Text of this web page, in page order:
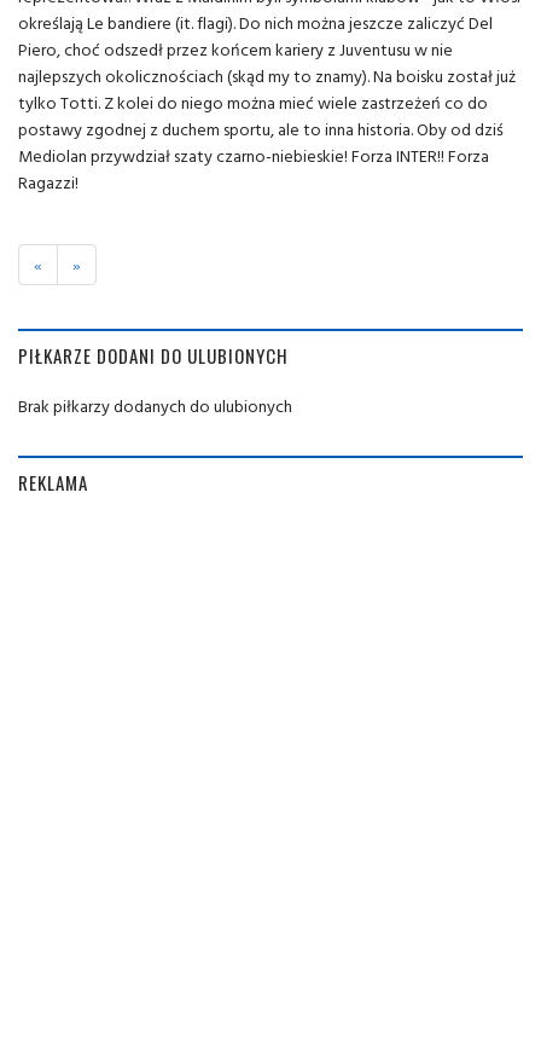
określają Le bandiere (it. flagi). Do nich można jeszcze zaliczyć Del
Piero, choć odszedł przez końcem kariery z Juventusu w nie
najlepszych okolicznościach (skąd my to znamy). Na boisku został już
tylko Totti. Z kolei do niego można mieć wiele zastrzeżeń co do
postawy zgodnej z duchem sportu, ale to inna historia. Oby od dziś
Mediolan przywdział szaty czarno-niebieskie! Forza INTER!! Forza
Ragazzi!
« »
PIŁKARZE DODANI DO ULUBIONYCH
Brak piłkarzy dodanych do ulubionych
REKLAMA